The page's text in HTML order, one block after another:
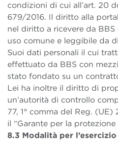
condizioni di cui all’art. 20
679/2016. Il diritto alla
nel diritto a ricevere da
uso comune e leggibile da
Suoi dati personali il cui
effettuato da BBS con
stato fondato su un
Lei ha inoltre il diritto di
un’autorità di controllo
77, 1° comma del Reg.
il “Garante per la
8.3 Modalità per